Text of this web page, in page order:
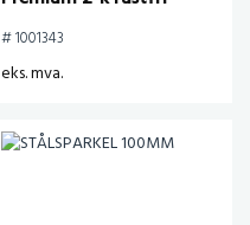
# 1001343
eks. mva.